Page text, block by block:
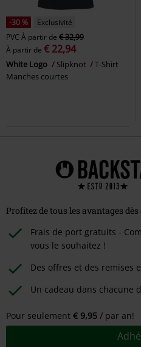
-30 %
Exclusivité
PVC À partir de € 32,99
À partir de € 22,94
White Logo Slipknot
T-Shirt
Manches courtes
Profitez de tous les avantages
Frais de port gratuits -
vous le souhaitez !
Des offres et des remises
Un cadeau dans chacune
Pour seulement € 9,95 par an!